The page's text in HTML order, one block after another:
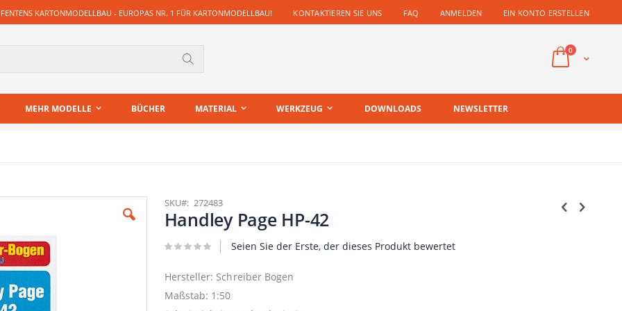
KARTONMODELLBAU - EUROPAS NR. 1 FÜR KARTONMODELLBAU! KONTAKTIEREN SIE UNS FAQ ANMELDEN EIN KONTO ERSTELLEN
Cart
0Artikel
MEHR MODELLE BÜCHER MATERIAL WERKZEUG DOWNLOADS NEWSLETTER
SKU 272483
Handley Page HP-42
Seien Sie der Erste, der dieses Produkt bewertet
Hersteller: Schreiber Bogen
Maßstab: 1:50